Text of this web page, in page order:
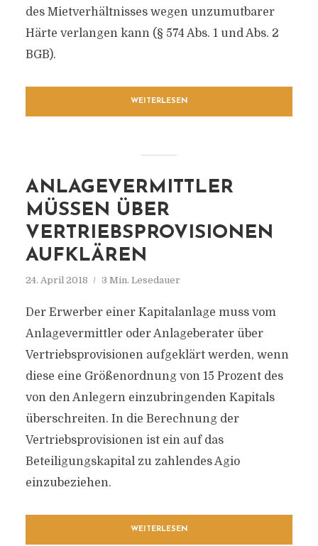
des Mietverhältnisses wegen unzumutbarer
Härte verlangen kann (§ 574 Abs. 1 und Abs. 2
BGB).
WEITERLESEN
ANLAGEVERMITTLER
MÜSSEN ÜBER
VERTRIEBSPROVISIONEN
AUFKLÄREN
24. April 2018 3 Min. Lesedauer
Der Erwerber einer Kapitalanlage muss vom
Anlagevermittler oder Anlageberater über
Vertriebsprovisionen aufgeklärt werden, wenn
diese eine Größenordnung von 15 Prozent des
von den Anlegern einzubringenden Kapitals
überschreiten. In die Berechnung der
Vertriebsprovisionen ist ein auf das
Beteiligungskapital zu zahlendes Agio
einzubeziehen.
WEITERLESEN